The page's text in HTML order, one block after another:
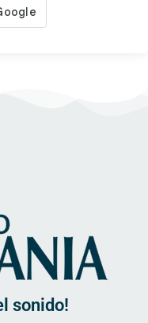
sonido!